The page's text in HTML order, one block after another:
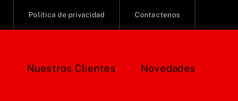
Política de privacidad Contactenos
Nuestros Clientes Novedades